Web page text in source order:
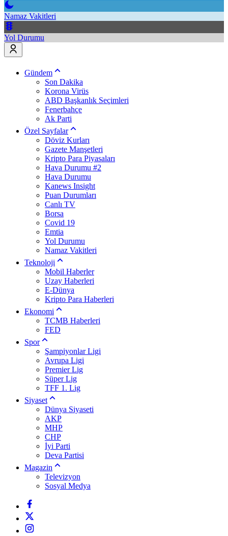
Namaz Vakitleri
Yol Durumu
Gündem
Son Dakika
Korona Virüs
ABD Başkanlık Seçimleri
Fenerbahçe
Ak Parti
Özel Sayfalar
Döviz Kurları
Gazete Manşetleri
Kripto Para Piyasaları
Hava Durumu #2
Hava Durumu
Kanews Insight
Puan Durumları
Canlı TV
Borsa
Covid 19
Emtia
Yol Durumu
Namaz Vakitleri
Teknoloji
Mobil Haberler
Uzay Haberleri
E-Dünya
Kripto Para Haberleri
Ekonomi
TCMB Haberleri
FED
Spor
Şampiyonlar Ligi
Avrupa Ligi
Premier Lig
Süper Lig
TFF 1. Lig
Siyaset
Dünya Siyaseti
AKP
MHP
CHP
İyi Parti
Deva Partisi
Magazin
Televizyon
Sosyal Medya